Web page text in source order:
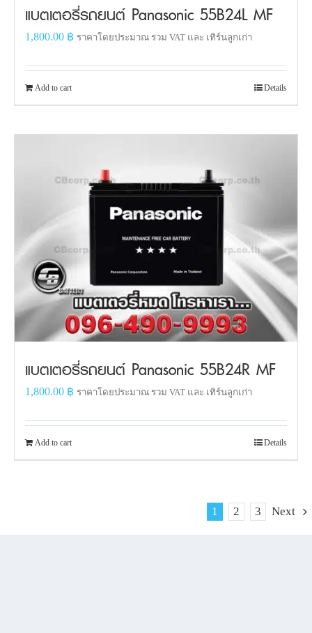
แบตเตอรี่รถยนต์ Panasonic 55B24L MF
1,800.00 ฿ ราคาโดยประมาณ รวม VAT และ เทิร์นลูกเก่า
Add to cart Details
แบตเตอรี่รถยนต์ Panasonic 55B24R MF
1,800.00 ฿ ราคาโดยประมาณ รวม VAT และ เทิร์นลูกเก่า
Add to cart Details
1 2 3 Next